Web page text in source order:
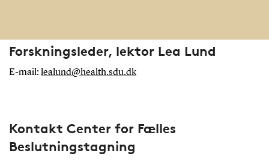
Forskningsleder, lektor Lea Lund
E-mail: lealund@health.sdu.dk
Kontakt Center for Fælles
Beslutningstagning